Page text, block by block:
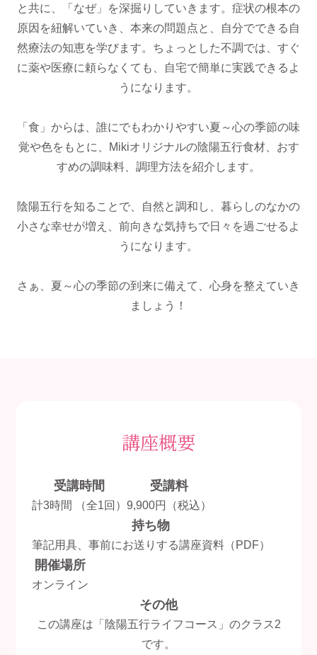
と共に、「なぜ」を深掘りしていきます。症状の根本の
原因を紐解いていき、本来の問題点と、自分でできる自
然療法の知恵を学びます。ちょっとした不調では、すぐ
に薬や医療に頼らなくても、自宅で簡単に実践できるよ
うになります。
「食」からは、誰にでもわかりやすい夏～心の季節の味
覚や色をもとに、Mikiオリジナルの陰陽五行食材、おす
すめの調味料、調理方法を紹介します。
陰陽五行を知ることで、自然と調和し、暮らしのなかの
小さな幸せが増え、前向きな気持ちで日々を過ごせるよ
うになります。
さぁ、夏～心の季節の到来に備えて、心身を整えていき
ましょう！
講座概要
受講時間
計3時間 （全1回）
受講料
9,900円（税込）
持ち物
筆記用具、事前にお送りする講座資料（PDF）
開催場所
オンライン
その他
この講座は「陰陽五行ライフコース」のクラス2
です。